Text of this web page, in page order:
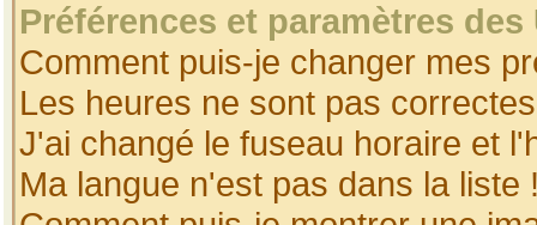
Préférences et paramètres
Comment puis-je changer mes
Les heures ne sont pas
J'ai changé le fuseau horaire et
Ma langue n'est pas dans la liste